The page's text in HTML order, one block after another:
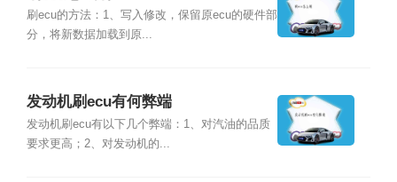
刷ecu的方法：1、写入修改，保留原ecu的硬件部
分，将新数据加载到原...
发动机刷ecu有何弊端
发动机刷ecu有以下几个弊端：1、对汽油的品质
要求更高；2、对发动机的...